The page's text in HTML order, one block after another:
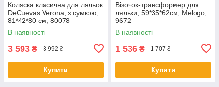
Коляска класична для ляльок
DeCuevas Verona, з сумкою,
81*42*80 см, 80078
В наявності
3 593 ₴ 3 992 ₴
Купити
Візочок-трансформер для
ляльки, 59*35*62см, Melogo,
9672
В наявності
1 536 ₴ 1 707 ₴
Купити